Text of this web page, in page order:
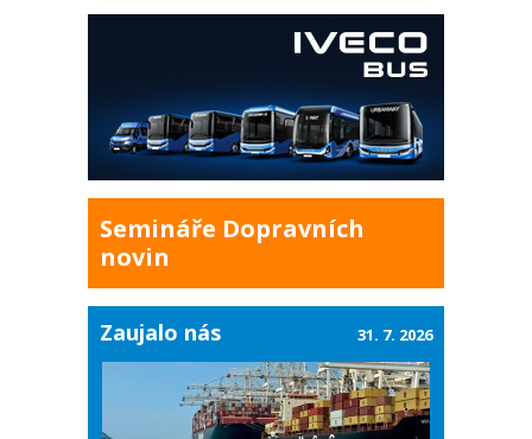
Semináře Dopravních
novin
Zaujalo nás 31. 7. 2026